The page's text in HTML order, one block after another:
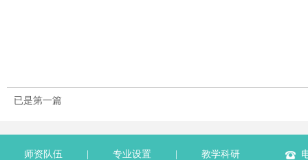
已是第一篇
师资队伍 专业设置 教学科研